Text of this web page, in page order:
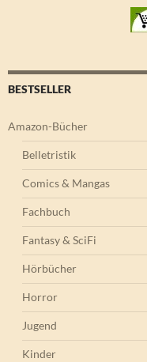
BESTSELLER
Amazon-Bücher
Belletristik
Comics & Mangas
Fachbuch
Fantasy & SciFi
Hörbücher
Horror
Jugend
Kinder